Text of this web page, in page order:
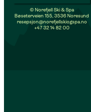
© Norefjell Ski & Spa
Bøseterveien 155, 3536 Noresund
resepsjon@norefjellskiogspa.no
+47 32 14 82 00